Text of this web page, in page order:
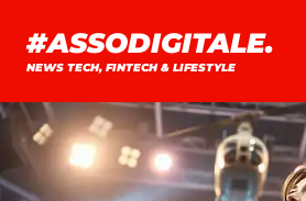
contenuto
#ASSODIGITALE.
NEWS TECH, FINTECH & LIFESTYLE